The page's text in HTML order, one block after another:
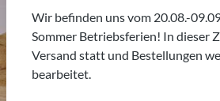
Wir befinden uns vom 20.08.-
Sommer Betriebsferien! In dieser
Versand statt und Bestellungen
bearbeitet.